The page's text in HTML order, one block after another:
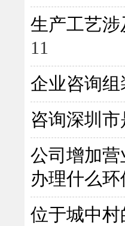
生产工艺
11
企业咨询
咨询深圳
公司增加
办理什么
位于城中